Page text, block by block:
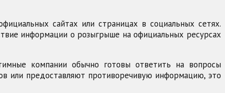
сайтах или страницах в социальных сетях.
информации о розыгрыше на официальных ресурсах
компании обычно готовы ответить на вопросы
или предоставляют противоречивую информацию, это